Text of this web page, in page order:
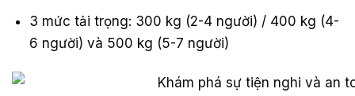
3 mức tải trọng: 300 kg (2-4 người) / 400 kg (4-
6 người) và 500 kg (5-7 người)